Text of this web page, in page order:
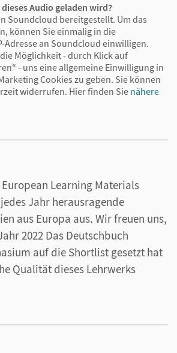
des umfassenden
das individuelle
der Lernenden.
Kenntnisse der Schülerinnen
auf grundlegendem und
heran und
Prüfungstraining
und Lernen im Fokus mit
modularer Aufbau - ideal auch
und kognitiver
Audio geladen wird?
Soundcloud bereitgestellt. Um das
können Sie einmalig in die
Adresse an Soundcloud einwilligen.
Möglichkeit - durch Klick auf
- uns eine allgemeine Einwilligung in
Cookies zu geben. Sie können
widerrufen. Hier finden Sie nähere
European Learning Materials
Jahr herausragende
aus Europa aus. Wir freuen uns,
2022 Das Deutschbuch
auf die Shortlist gesetzt hat
Qualität dieses Lehrwerks